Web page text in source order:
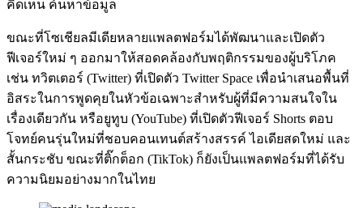
คิดเห็น ค้นหาข้อมูล
ขณะที่โซเชียลมีเดียหลายแพลตฟอร์มได้พัฒนาและเปิดตัว
ฟีเจอร์ใหม่ ๆ ออกมาให้สอดคล้องกับพฤติกรรมของผู้บริโภค
เช่น ทวิตเตอร์ (Twitter) ที่เปิดตัว Twitter Space เพื่อนำเสนอพื้นที่
อิสระในการพูดคุยในหัวข้อเฉพาะสำหรับผู้ที่มีความสนใจใน
เรื่องเดียวกัน หรือยูทูบ (YouTube) ที่เปิดตัวฟีเจอร์ Shorts ตอบ
โจทย์คนรุ่นใหม่ที่ชอบคอนเทนต์สร้างสรรค์ ไอเดียสดใหม่ และ
สั้นกระชับ ขณะที่ติ๊กต็อก (TikTok) ก็ยังเป็นแพลตฟอร์มที่ได้รับ
ความนิยมอย่างมากในไทย